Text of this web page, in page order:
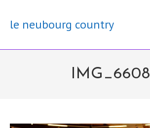
contentle neubourg country
IMG_6608